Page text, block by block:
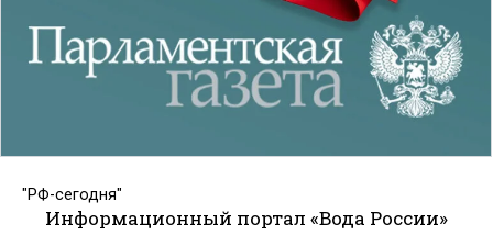
"РФ-сегодня"
Информационный портал «Вода России»